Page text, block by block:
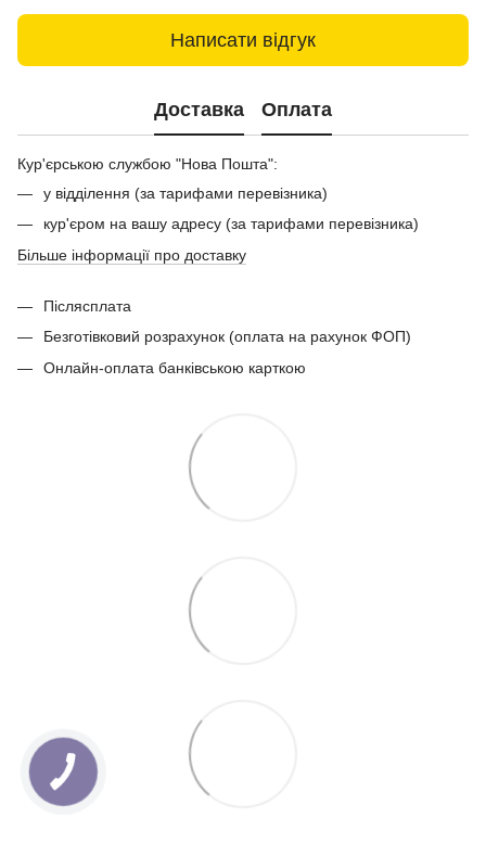
Написати відгук
Доставка Оплата
Кур'єрською службою "Нова Пошта":
у відділення (за тарифами перевізника)
кур'єром на вашу адресу (за тарифами перевізника)
Більше інформації про доставку
Післясплата
Безготівковий розрахунок (оплата на рахунок ФОП)
Онлайн-оплата банківською карткою